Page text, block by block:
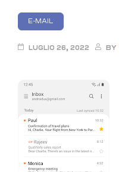
Categories
E-MAIL
LUGLIO 26, 2022 BY